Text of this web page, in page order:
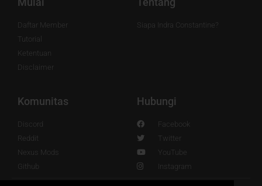
Daftar Member
Tutorial
Ketentuan
Disclaimer
Siapa Indra Constantine?
Komunitas
Discord
Reddit
Nexus Mods
Github
Hubungi
Facebook
Twitter
YouTube
Instagram